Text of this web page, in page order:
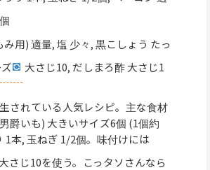
用) 適量, 塩 少々, 黒こしょう たっ
大さじ10, だしまろ酢 大さじ1
されている人気レシピ。主な食材
爵いも) 大きいサイズ6個 (1個約
1本, 玉ねぎ 1/2個。味付けには
大さじ10を使う。こっタソさんなら